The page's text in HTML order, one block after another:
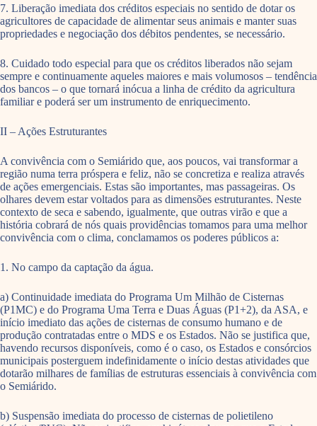
7. Liberação imediata dos créditos especiais no sentido de dotar os
agricultores de capacidade de alimentar seus animais e manter suas
propriedades e negociação dos débitos pendentes, se necessário.
8. Cuidado todo especial para que os créditos liberados não sejam
sempre e continuamente aqueles maiores e mais volumosos – tendência
dos bancos – o que tornará inócua a linha de crédito da agricultura
familiar e poderá ser um instrumento de enriquecimento.
II – Ações Estruturantes
A convivência com o Semiárido que, aos poucos, vai transformar a
região numa terra próspera e feliz, não se concretiza e realiza através
de ações emergenciais. Estas são importantes, mas passageiras. Os
olhares devem estar voltados para as dimensões estruturantes. Neste
contexto de seca e sabendo, igualmente, que outras virão e que a
história cobrará de nós quais providências tomamos para uma melhor
convivência com o clima, conclamamos os poderes públicos a:
1. No campo da captação da água.
a) Continuidade imediata do Programa Um Milhão de Cisternas
(P1MC) e do Programa Uma Terra e Duas Águas (P1+2), da ASA, e
início imediato das ações de cisternas de consumo humano e de
produção contratadas entre o MDS e os Estados. Não se justifica que,
havendo recursos disponíveis, como é o caso, os Estados e consórcios
municipais posterguem indefinidamente o início destas atividades que
dotarão milhares de famílias de estruturas essenciais à convivência com
o Semiárido.
b) Suspensão imediata do processo de cisternas de polietileno